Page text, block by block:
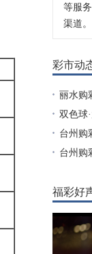
等服
渠道。
彩市动
丽水购
双色球
台州购
台州购
福彩好